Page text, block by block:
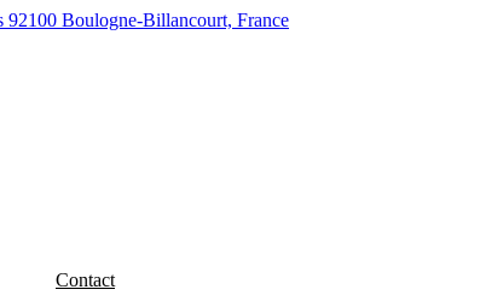
92100 Boulogne-Billancourt, France
Contact